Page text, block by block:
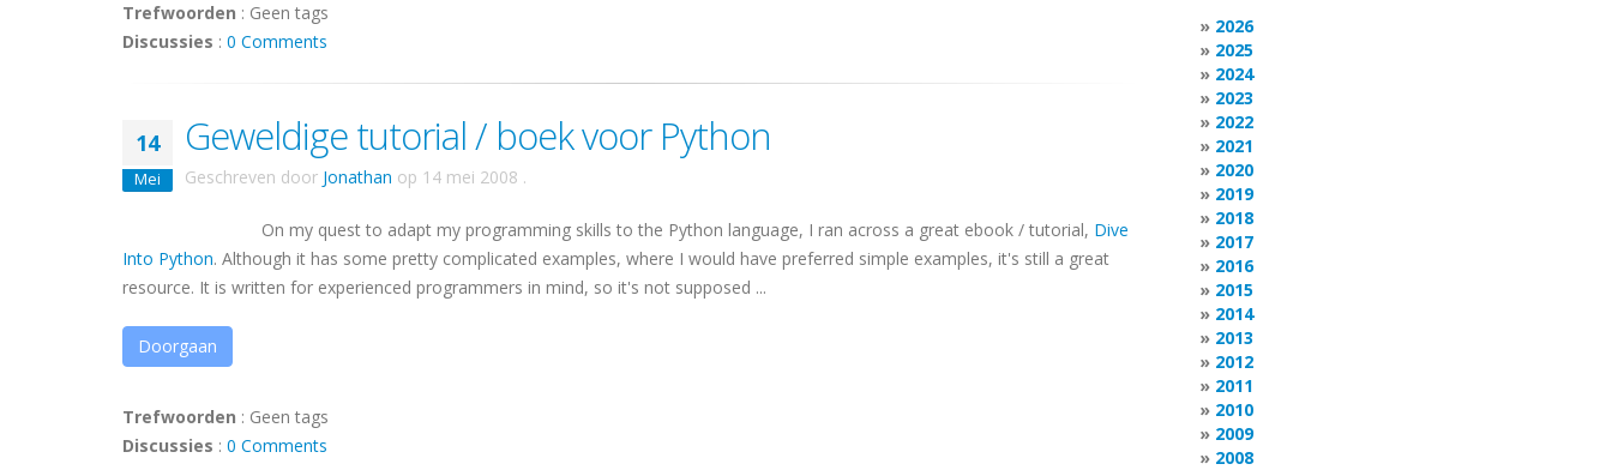
Trefwoorden : Geen tags
Discussies : 0 Comments
14
Mei
Geweldige tutorial / boek voor Python
Geschreven door Jonathan op 14 mei 2008 .
On my quest to adapt my programming skills to the Python language, I ran across a great ebook / tutorial, Dive
Into Python. Although it has some pretty complicated examples, where I would have preferred simple examples, it's still a great
resource. It is written for experienced programmers in mind, so it's not supposed ...
Doorgaan
Trefwoorden : Geen tags
Discussies : 0 Comments
2026
2025
2024
2023
2022
2021
2020
2019
2018
2017
2016
2015
2014
2013
2012
2011
2010
2009
2008